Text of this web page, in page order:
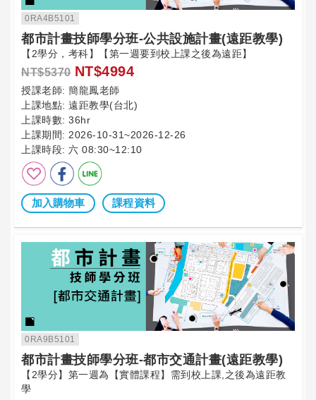
0RA4B5101
都市計畫技師學分班-公共設施計畫(遠距教學)
【2學分，考科】【第一週要到校上課之後為遠距】
NT$5370 NT$4994
授課老師: 簡龍鳳老師
上課地點: 遠距教學(台北)
上課時數: 36hr
上課期間: 2026-10-31~2026-12-26
上課時段: 六 08:30~12:10
加入購物車 課程資料
0RA9B5101
都市計畫技師學分班-都市交通計畫(遠距教學)
【2學分】第一週為【實體課程】需到校上課,之後為遠距教
學